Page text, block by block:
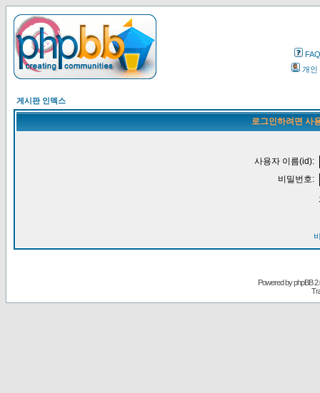
FAQ
개인
게시판 인덱스
로그인하려면 사
사용자 이름(id):
비밀번호:
Powered byphpBB